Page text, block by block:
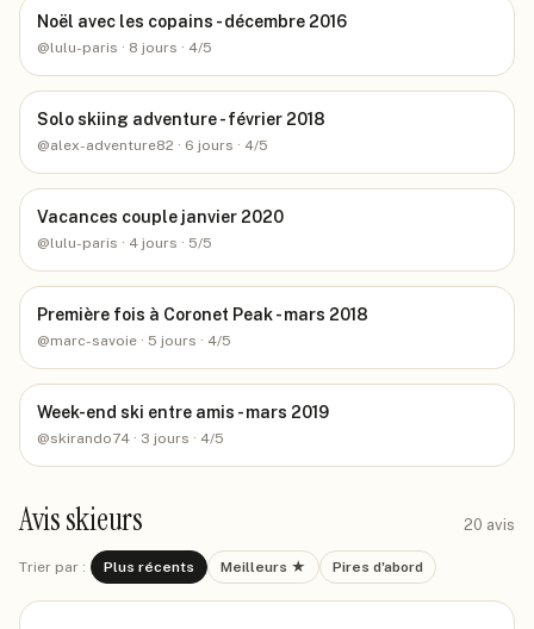
Noël avec les copains - décembre 2016
@lulu-paris · 8 jours · 4/5
Solo skiing adventure - février 2018
@alex-adventure82 · 6 jours · 4/5
Vacances couple janvier 2020
@lulu-paris · 4 jours · 5/5
Première fois à Coronet Peak - mars 2018
@marc-savoie · 5 jours · 4/5
Week-end ski entre amis - mars 2019
@skirando74 · 3 jours · 4/5
Avis skieurs 20 avis
Trier par : Plus récents Meilleurs ★ Pires d'abord